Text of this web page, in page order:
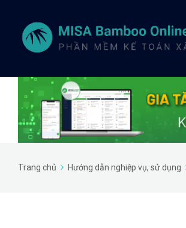
Trang chủ Hướng dẫn nghiệp vụ, sử dụng